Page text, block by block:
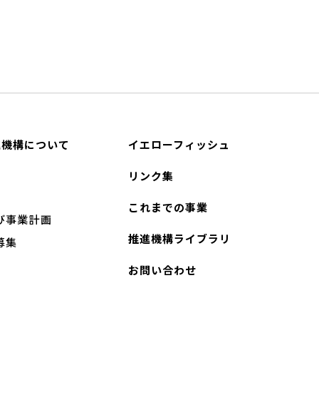
構について
事業計画
集
イエローフィッシュ
リンク集
これまでの事業
推進機構ライブラリ
お問い合わせ